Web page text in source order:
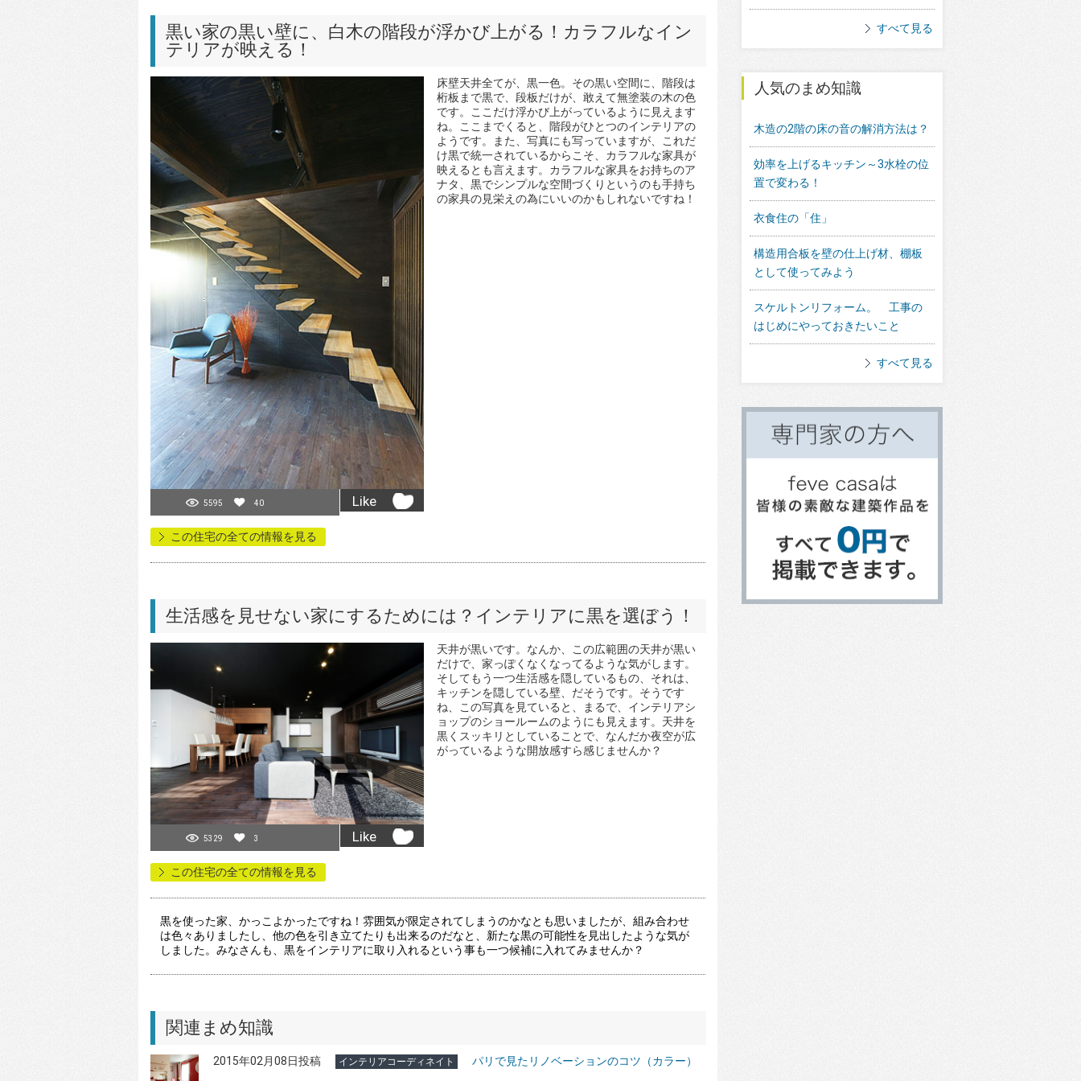
黒い家の黒い壁に、白木の階段が浮かび上がる！カラフルなイン
テリアが映える！
5595 40 Like
この住宅の全ての情報を見る
床壁天井全てが、黒一色。その黒い空間に、階段は
桁板まで黒で、段板だけが、敢えて無塗装の木の色
です。ここだけ浮かび上がっているように見えます
ね。ここまでくると、階段がひとつのインテリアの
ようです。また、写真にも写っていますが、これだ
け黒で統一されているからこそ、カラフルな家具が
映えるとも言えます。カラフルな家具をお持ちのア
ナタ、黒でシンプルな空間づくりというのも手持ち
の家具の見栄えの為にいいのかもしれないですね！
生活感を見せない家にするためには？インテリアに黒を選ぼう！
5329 3 Like
この住宅の全ての情報を見る
天井が黒いです。なんか、この広範囲の天井が黒い
だけで、家っぽくなくなってるような気がします。
そしてもう一つ生活感を隠しているもの、それは、
キッチンを隠している壁、だそうです。そうです
ね、この写真を見ていると、まるで、インテリアシ
ョップのショールームのようにも見えます。天井を
黒くスッキリとしていることで、なんだか夜空が広
がっているような開放感すら感じませんか？
黒を使った家、かっこよかったですね！雰囲気が限定されてしまうのかなとも思いましたが、組み合わせ
は色々ありましたし、他の色を引き立てたりも出来るのだなと、新たな黒の可能性を見出したような気が
しました。みなさんも、黒をインテリアに取り入れるという事も一つ候補に入れてみませんか？
関連まめ知識
2015年02月08日投稿 インテリアコーディネイト パリで見たリノベーションのコツ（カラー）
すべて見る
人気のまめ知識
木造の2階の床の音の解消方法は？
効率を上げるキッチン～3水栓の位
置で変わる！
衣食住の「住」
構造用合板を壁の仕上げ材、棚板
として使ってみよう
スケルトンリフォーム。 工事の
はじめにやっておきたいこと
すべて見る